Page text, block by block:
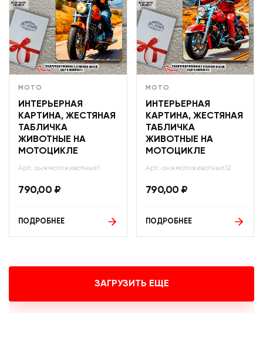
МОТО
ИНТЕРЬЕРНАЯ
КАРТИНА, ЖЕСТЯНАЯ
ТАБЛИЧКА
ЖИВОТНЫЕ НА
МОТОЦИКЛЕ
Арт: анжмотоживотные1
790,00 ₽
ПОДРОБНЕЕ
МОТО
ИНТЕРЬЕРНАЯ
КАРТИНА, ЖЕСТЯНАЯ
ТАБЛИЧКА
ЖИВОТНЫЕ НА
МОТОЦИКЛЕ
Арт: анжмотоживотные12
790,00 ₽
ПОДРОБНЕЕ
ЗАГРУЗИТЬ ЕЩЕ